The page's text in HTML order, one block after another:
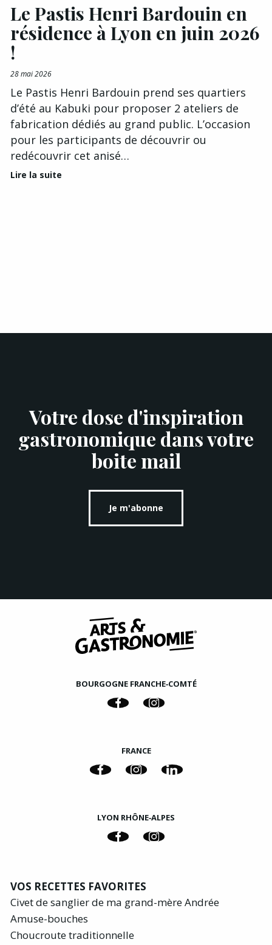
Le Pastis Henri Bardouin en
résidence à Lyon en juin 2026
!
28 mai 2026
Le Pastis Henri Bardouin prend ses quartiers
d’été au Kabuki pour proposer 2 ateliers de
fabrication dédiés au grand public. L’occasion
pour les participants de découvrir ou
redécouvrir cet anisé…
Lire la suite
Votre dose d'inspiration
gastronomique dans votre
boite mail
Je m'abonne
BOURGOGNE FRANCHE‑COMTÉ
FRANCE
LYON RHÔNE‑ALPES
VOS RECETTES FAVORITES
Civet de sanglier de ma grand-mère Andrée
Amuse-bouches
Choucroute traditionnelle